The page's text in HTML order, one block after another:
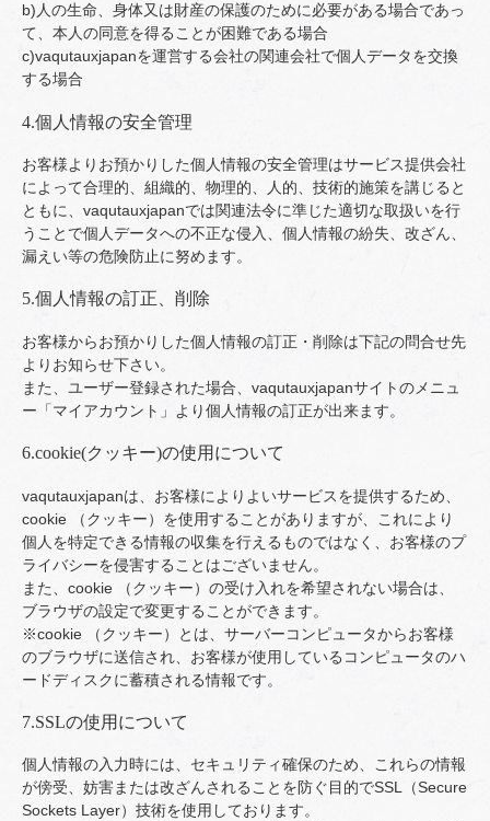
b)人の生命、身体又は財産の保護のために必要がある場合であっ
て、本人の同意を得ることが困難である場合
c)vaqutauxjapanを運営する会社の関連会社で個人データを交換
する場合
4.個人情報の安全管理
お客様よりお預かりした個人情報の安全管理はサービス提供会社
によって合理的、組織的、物理的、人的、技術的施策を講じると
ともに、vaqutauxjapanでは関連法令に準じた適切な取扱いを行
うことで個人データへの不正な侵入、個人情報の紛失、改ざん、
漏えい等の危険防止に努めます。
5.個人情報の訂正、削除
お客様からお預かりした個人情報の訂正・削除は下記の問合せ先
よりお知らせ下さい。
また、ユーザー登録された場合、vaqutauxjapanサイトのメニュ
ー「マイアカウント」より個人情報の訂正が出来ます。
6.cookie(クッキー)の使用について
vaqutauxjapanは、お客様によりよいサービスを提供するため、
cookie （クッキー）を使用することがありますが、これにより
個人を特定できる情報の収集を行えるものではなく、お客様のプ
ライバシーを侵害することはございません。
また、cookie （クッキー）の受け入れを希望されない場合は、
ブラウザの設定で変更することができます。
※cookie （クッキー）とは、サーバーコンピュータからお客様
のブラウザに送信され、お客様が使用しているコンピュータのハ
ードディスクに蓄積される情報です。
7.SSLの使用について
個人情報の入力時には、セキュリティ確保のため、これらの情報
が傍受、妨害または改ざんされることを防ぐ目的でSSL（Secure
Sockets Layer）技術を使用しております。